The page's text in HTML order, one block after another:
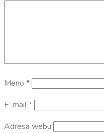
Meno *
E-mail*
Adresa webu